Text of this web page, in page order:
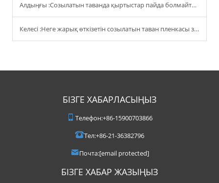
Алдыңғы :Созылатын таванда қыртыстар пайда болмайтындай етіп, оны қалай дұрыс тазартуға болады?
Келесі :Неге жарық өткізетін созылатын таван пленкасы заманауи артқы жарықтандырылған дизайндар үшін идеалды?
БІЗГЕ ХАБАРЛАСЫҢЫЗ
Телефон:+86-15900703866
Тел:+86-21-36382796
Почта:[email protected]
БІЗГЕ ХАБАР ЖАЗЫҢЫЗ